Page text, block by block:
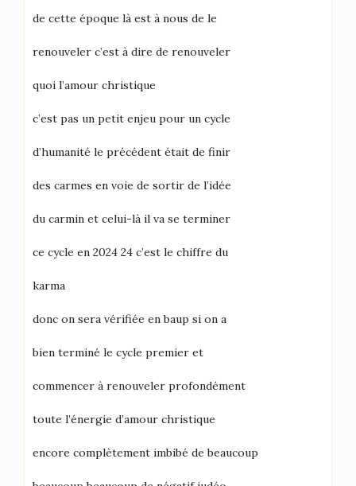
de cette époque là est à nous de le
renouveler c’est à dire de renouveler
quoi l’amour christique
c’est pas un petit enjeu pour un cycle
d’humanité le précédent était de finir
des carmes en voie de sortir de l’idée
du carmin et celui-là il va se terminer
ce cycle en 2024 24 c’est le chiffre du
karma
donc on sera vérifiée en baup si on a
bien terminé le cycle premier et
commencer à renouveler profondément
toute l’énergie d’amour christique
encore complètement imbibé de beaucoup